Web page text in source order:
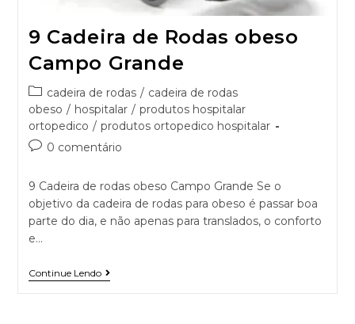
9 Cadeira de Rodas obeso
Campo Grande
cadeira de rodas / cadeira de rodas
obeso / hospitalar / produtos hospitalar
ortopedico / produtos ortopedico hospitalar
0 comentário
9 Cadeira de rodas obeso Campo Grande Se o
objetivo da cadeira de rodas para obeso é passar boa
parte do dia, e não apenas para translados, o conforto
e…
Continue Lendo